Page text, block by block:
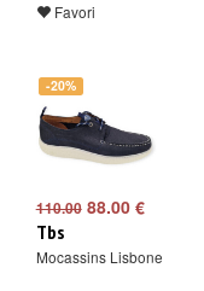
Favori
-20%
110.0088.00 €
Tbs
Mocassins Lisbone